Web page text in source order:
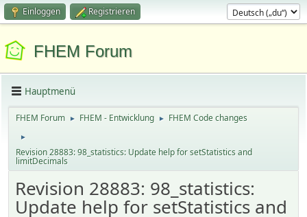
Einloggen Registrieren
FHEM Forum
Hauptmenü
FHEM Forum ► FHEM - Entwicklung ► FHEM Code changes
►
Revision 28883: 98_statistics: Update help for setStatistics and
limitDecimals
Revision 28883: 98_statistics:
Update help for setStatistics and